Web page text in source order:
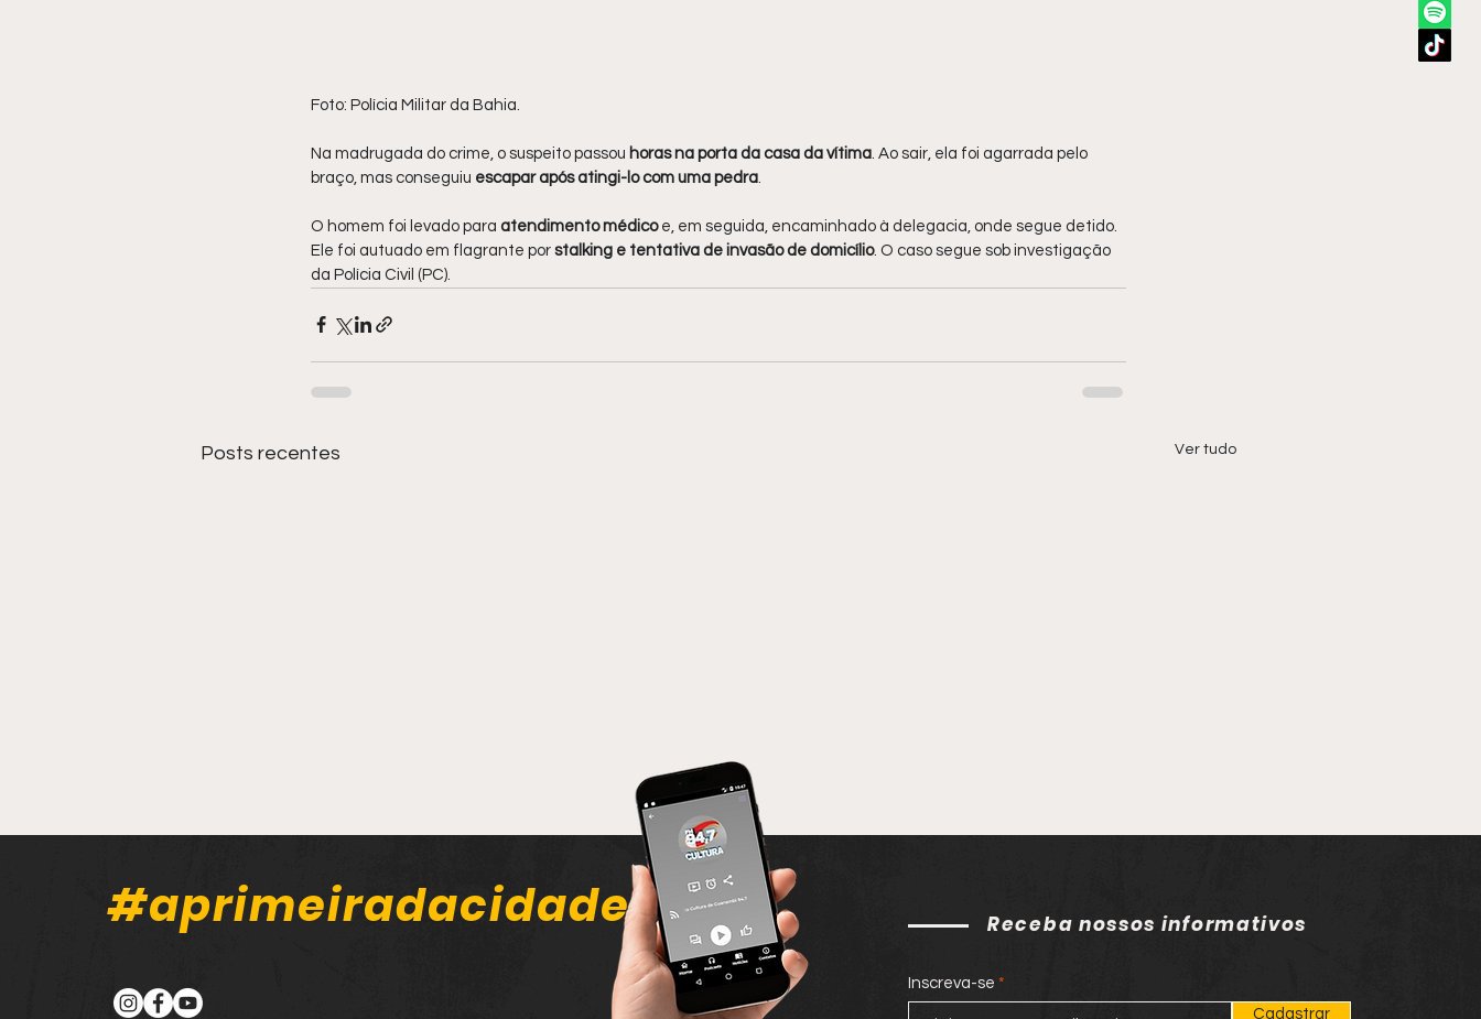
Foto: Polícia Militar da Bahia.
Na madrugada do crime, o suspeito passou horas na porta da casa da vítima . Ao sair, ela foi agarrada pelo
braço, mas conseguiu escapar após atingi-lo com uma pedra
O homem foi levado para atendimento médico e, em seguida, encaminhado à delegacia, onde segue detido.
Ele foi autuado em flagrante por stalking e tentativa de invasão de domicílio. O caso segue sob investigação
da Polícia Civil (PC).
Posts recentes Ver tudo
#aprimeiradacidade Receba nossos informativos
Inscreva-se
Cadastrar